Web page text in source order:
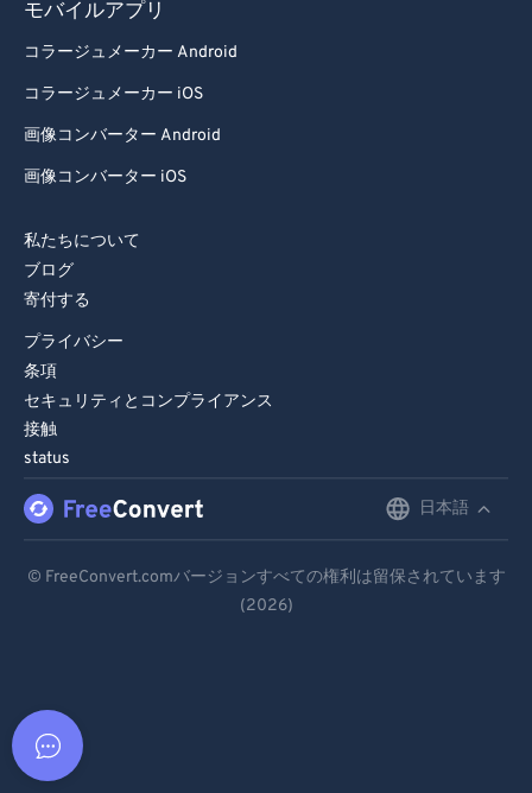
モバイルアプリ
コラージュメーカー Android
コラージュメーカー iOS
画像コンバーター Android
画像コンバーター iOS
私たちについて
ブログ
寄付する
プライバシー
条項
セキュリティとコンプライアンス
接触
status
日本語
Español
© FreeConvert.comバージョンすべての権利は留保されています
(2026)